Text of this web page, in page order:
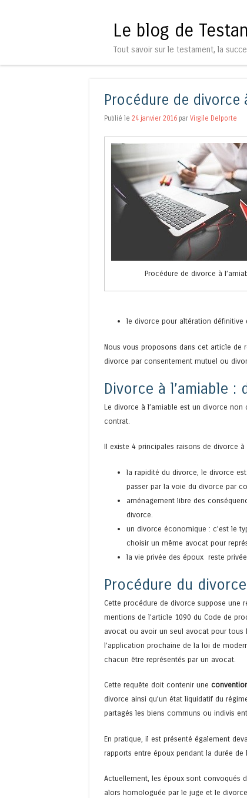
Le blog de
Tout savoir sur le testament, la
Procédure de divorce
Publié le 24 janvier 2016 par Virgile Delporte
Procédure de divorce à
le divorce pour altération définitive
Nous vous proposons dans cet article de
divorce par consentement mutuel ou
Divorce à l’amiable :
Le divorce à l’amiable est un divorce
contrat.
Il existe 4 principales raisons de divorce à
la rapidité du divorce, le divorce
passer par la voie du divorce par
aménagement libre des
divorce.
un divorce économique : c’est le
choisir un même avocat pour
la vie privée des époux reste privée.
Procédure du
Cette procédure de divorce suppose une
mentions de l’article 1090 du Code de
avocat ou avoir un seul avocat pour
l’application prochaine de la loi de
chacun être représentés par un avocat.
Cette requête doit contenir une
divorce ainsi qu’un état liquidatif du
partagés les biens communs ou indivis
En pratique, il est présenté également
rapports entre époux pendant la durée de
Actuellement, les époux sont convoqués
alors homologuée par le juge et le